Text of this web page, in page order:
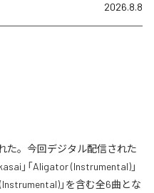
2026.8.8
た。今回デジタル配信された
」「Aligator (Instrumental)」
」を含む全6曲とな